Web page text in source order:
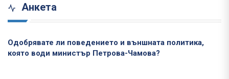
Анкета
Одобрявате ли поведението и външната политика,
която води министър Петрова-Чамова?